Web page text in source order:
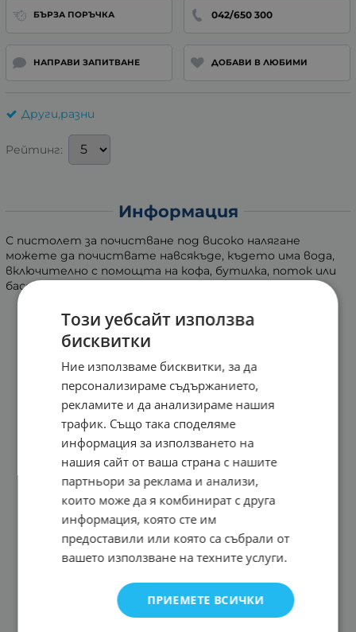
БЪРЗА ПОРЪЧКА 042/650 300
НАПРАВИ ЗАПИТВАНЕ ДОБАВИ В ЛЮБИМИ
Други,разни
Рейтинг:
Информация
С пистолет за почистване под високо налягане
можете да почиствате навсякъде, където има вода,
включително с помощта на кофа, бутилка, поток или
басейн. Той е лек и удобен за използване.
Този уебсайт използва
бисквитки
Ние използваме бисквитки, за да
персонализираме съдържанието,
рекламите и да анализираме нашия
трафик. Също така споделяме
информация за използването на
нашия сайт от ваша страна с нашите
партньори за реклама и анализи,
които може да я комбинират с друга
информация, която сте им
предоставили или която са събрали от
вашето използване на техните услуги.
ПРИЕМЕТЕ ВСИЧКИ